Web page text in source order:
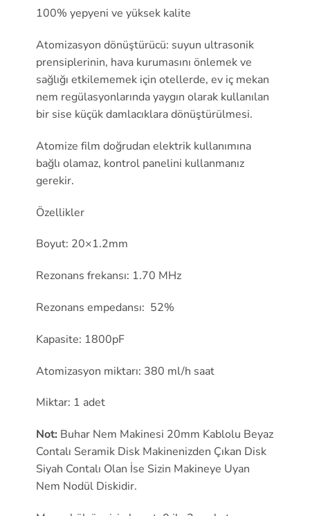
100% yepyeni ve yüksek kalite
Atomizasyon dönüştürücü: suyun ultrasonik
prensiplerinin, hava kurumasını önlemek ve
sağlığı etkilememek için otellerde, ev iç mekan
nem regülasyonlarında yaygın olarak kullanılan
bir sise küçük damlacıklara dönüştürülmesi.
Atomize film doğrudan elektrik kullanımına
bağlı olamaz, kontrol panelini kullanmanız
gerekir.
Özellikler
Boyut: 20×1.2mm
Rezonans frekansı: 1.70 MHz
Rezonans empedansı: 52%
Kapasite: 1800pF
Atomizasyon miktarı: 380 ml/h saat
Miktar: 1 adet
Not: Buhar Nem Makinesi 20mm Kablolu Beyaz
Contalı Seramik Disk Makinenizden Çıkan Disk
Siyah Contalı Olan İse Sizin Makineye Uyan
Nem Nodül Diskidir.